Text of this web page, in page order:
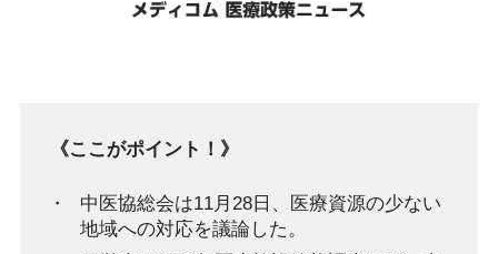
《ここがポイント！》
中医協総会は11月28日、医療資源の少ない
地域への対応を議論した。